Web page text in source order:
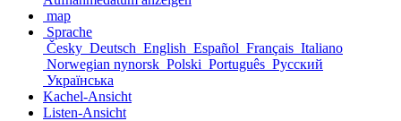
map
Sprache
Česky Deutsch English Español Français Italiano
Norwegian nynorsk Polski Português Русский
Українська
Kachel-Ansicht
Listen-Ansicht